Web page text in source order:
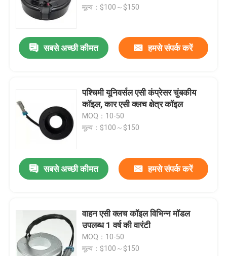
मूल्य：$100～$150
सबसे अच्छी कीमत हमसे संपर्क करें
पश्चिमी यूनिवर्सल एसी कंप्रेसर चुंबकीय
कॉइल, कार एसी क्लच क्षेत्र कॉइल
MOQ：10-50
मूल्य：$100～$150
सबसे अच्छी कीमत हमसे संपर्क करें
वाहन एसी क्लच कॉइल विभिन्न मॉडल
उपलब्ध 1 वर्ष की वारंटी
MOQ：10-50
मूल्य：$100～$150